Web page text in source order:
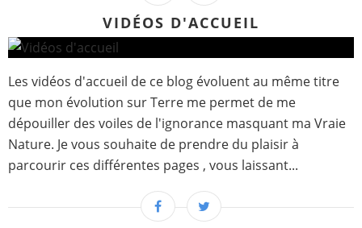
VIDÉOS D'ACCUEIL
Les vidéos d'accueil de ce blog évoluent au même titre
que mon évolution sur Terre me permet de me
dépouiller des voiles de l'ignorance masquant ma Vraie
Nature. Je vous souhaite de prendre du plaisir à
parcourir ces différentes pages , vous laissant...